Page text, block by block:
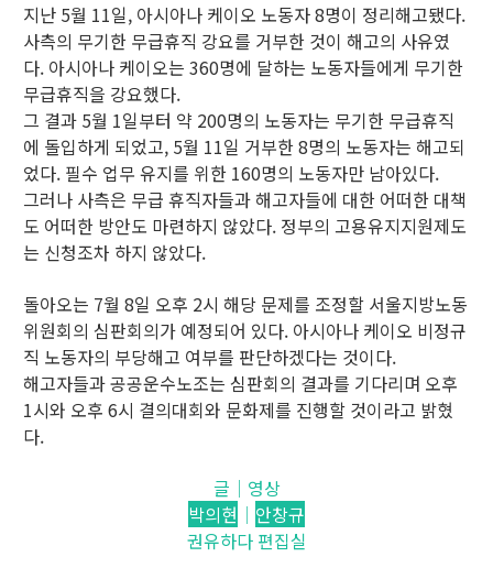
지난 5월 11일, 아시아나 케이오 노동자 8명이 정리해고됐다.
사측의 무기한 무급휴직 강요를 거부한 것이 해고의 사유였
다. 아시아나 케이오는 360명에 달하는 노동자들에게 무기한
무급휴직을 강요했다.
그 결과 5월 1일부터 약 200명의 노동자는 무기한 무급휴직
에 돌입하게 되었고, 5월 11일 거부한 8명의 노동자는 해고되
었다. 필수 업무 유지를 위한 160명의 노동자만 남아있다.
그러나 사측은 무급 휴직자들과 해고자들에 대한 어떠한 대책
도 어떠한 방안도 마련하지 않았다. 정부의 고용유지지원제도
는 신청조차 하지 않았다.
돌아오는 7월 8일 오후 2시 해당 문제를 조정할 서울지방노동
위원회의 심판회의가 예정되어 있다. 아시아나 케이오 비정규
직 노동자의 부당해고 여부를 판단하겠다는 것이다.
해고자들과 공공운수노조는 심판회의 결과를 기다리며 오후
1시와 오후 6시 결의대회와 문화제를 진행할 것이라고 밝혔
다.
글│영상
박의현 │ 안창규
권유하다 편집실